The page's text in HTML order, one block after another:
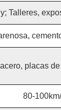
Talleres,
placas
80-